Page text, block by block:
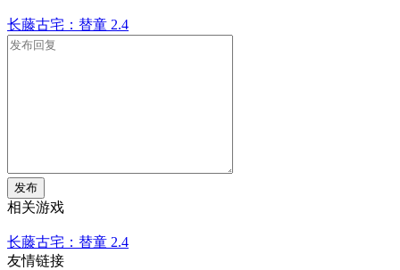
长藤古宅：替童 2.4
发布
相关游戏
长藤古宅：替童 2.4
友情链接